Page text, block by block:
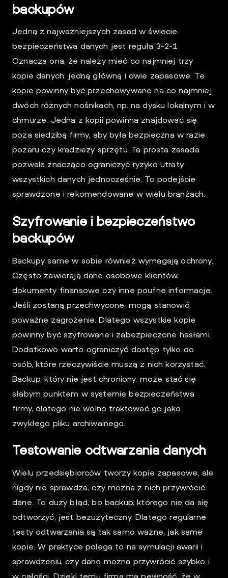
backupów
Jedną z najważniejszych zasad w świecie
bezpieczeństwa danych jest reguła 3-2-1.
Oznacza ona, że należy mieć co najmniej trzy
kopie danych: jedną główną i dwie zapasowe. Te
kopie powinny być przechowywane na co najmniej
dwóch różnych nośnikach, np. na dysku lokalnym i w
chmurze. Jedna z kopii powinna znajdować się
poza siedzibą firmy, aby była bezpieczna w razie
pożaru czy kradzieży sprzętu. Ta prosta zasada
pozwala znacząco ograniczyć ryzyko utraty
wszystkich danych jednocześnie. To podejście
sprawdzone i rekomendowane w wielu branżach.
Szyfrowanie i bezpieczeństwo
backupów
Backupy same w sobie również wymagają ochrony.
Często zawierają dane osobowe klientów,
dokumenty finansowe czy inne poufne informacje.
Jeśli zostaną przechwycone, mogą stanowić
poważne zagrożenie. Dlatego wszystkie kopie
powinny być szyfrowane i zabezpieczone hasłami.
Dodatkowo warto ograniczyć dostęp tylko do
osób, które rzeczywiście muszą z nich korzystać.
Backup, który nie jest chroniony, może stać się
słabym punktem w systemie bezpieczeństwa
firmy, dlatego nie wolno traktować go jako
zwykłego pliku archiwalnego.
Testowanie odtwarzania danych
Wielu przedsiębiorców tworzy kopie zapasowe, ale
nigdy nie sprawdza, czy można z nich przywrócić
dane. To duży błąd, bo backup, którego nie da się
odtworzyć, jest bezużyteczny. Dlatego regularne
testy odtwarzania są tak samo ważne, jak same
kopie. W praktyce polega to na symulacji awarii i
sprawdzeniu, czy dane można przywrócić szybko i
w całości. Dzięki temu firma ma pewność, że w